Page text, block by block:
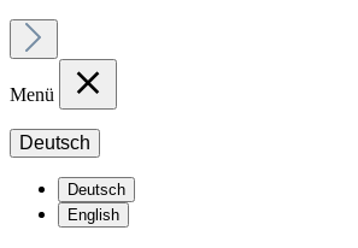
Menü
Deutsch
Deutsch
English